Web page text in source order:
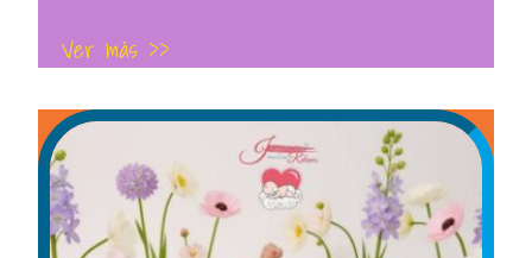
Ver más >>